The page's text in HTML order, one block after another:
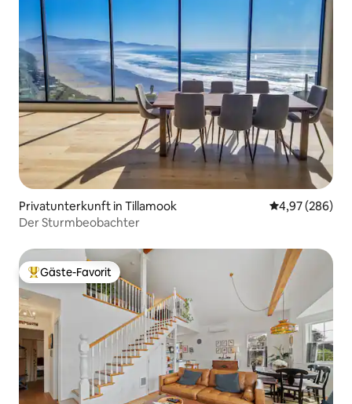
Privatunterkunft in Tillamook
4,97 (286)
Der Sturmbeobachter
Beliebter Gäste-Favorit.
Gäste-Favorit